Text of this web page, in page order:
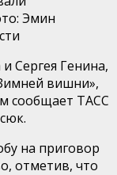
Эмин
Сергея Генина,
вишни»,
сообщает ТАСС
на приговор
отметив, что